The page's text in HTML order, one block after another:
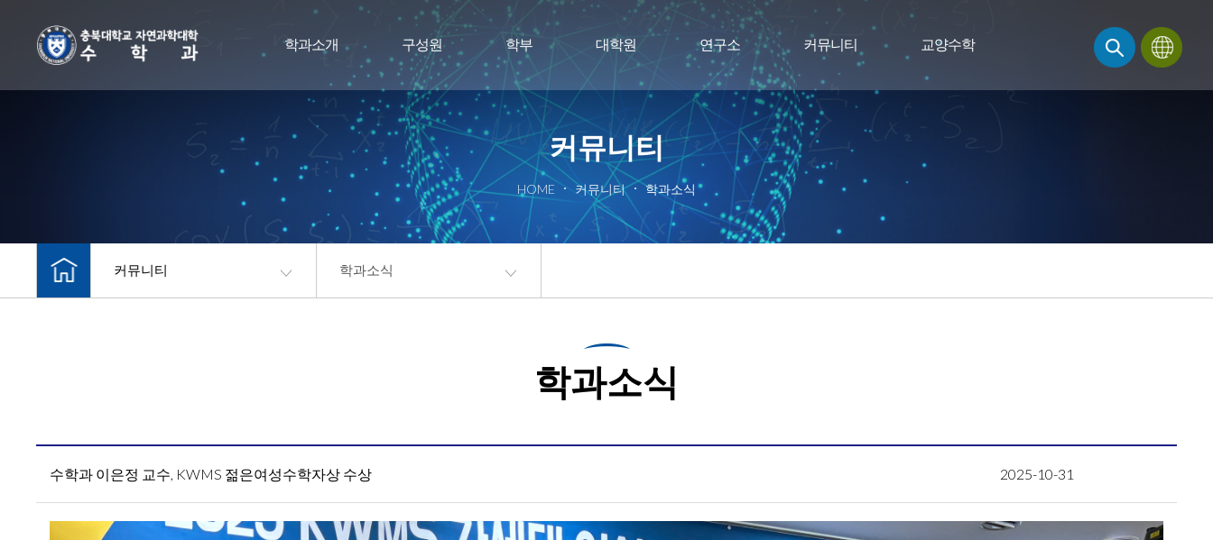
학과소개 구성원 학부 대학원 연구소 커뮤니티 교양수학
커뮤니티
HOME 커뮤니티 학과소식
커뮤니티 학과소식
학과소식
수학과 이은정 교수, KWMS 젊은여성수학자상 수상 2025-10-31